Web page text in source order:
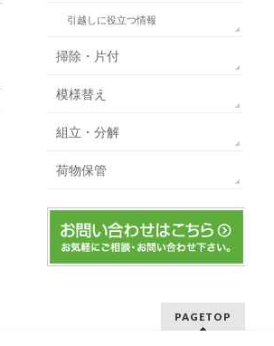
引越しに役立つ情報
掃除・片付
模様替え
組立・分解
荷物保管
PAGETOP